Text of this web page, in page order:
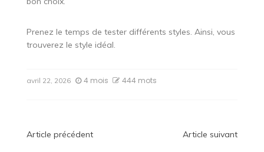
Prenez le temps de tester différents styles. Ainsi, vous
trouverez le style idéal.
avril 22, 2026 4 mois 444 mots
Navigation
Article précédent Article suivant